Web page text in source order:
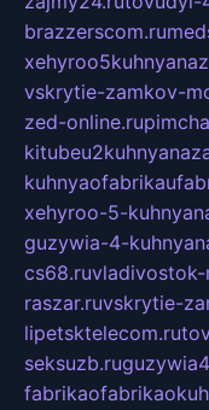
brazzerscom.ru
vskrytie-zamkov-
zed-online.ru
xehyroo-5-
guzywia-4-
cs68.ruvladivostok-
raszar.ruvskrytie-
lipetsktelecom.ru
seksuzb.ru